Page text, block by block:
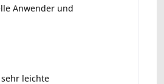
Anwender und
leichte